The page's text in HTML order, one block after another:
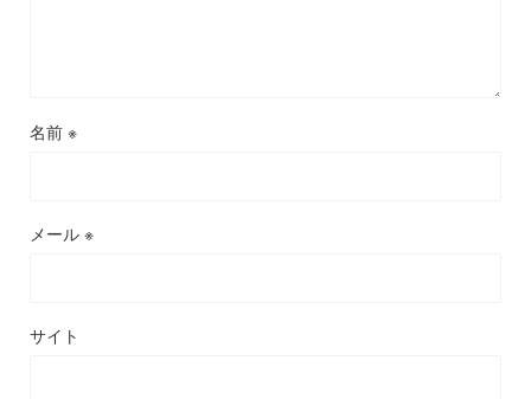
名前 ※
メール ※
サイト